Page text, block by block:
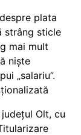
plata
strâng sticle
mai mult
niște
„salariu”.
Olt, cu